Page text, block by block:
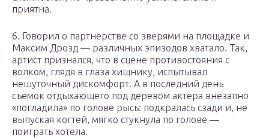
приятна.
6. Говорил о партнерстве со зверями на площадке и
Максим Дрозд — различных эпизодов хватало. Так,
артист признался, что в сцене противостояния с
волком, глядя в глаза хищнику, испытывал
нешуточный дискомфорт. А в последний день
съемок отдыхающего под деревом актера внезапно
«погладила» по голове рысь: подкралась сзади и, не
выпуская когтей, мягко стукнула по голове —
поиграть хотела.